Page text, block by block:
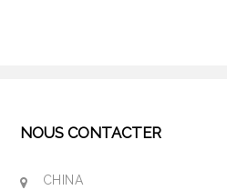
NOUS CONTACTER
CHINA